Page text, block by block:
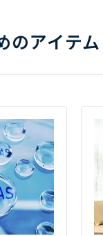
のアイテム